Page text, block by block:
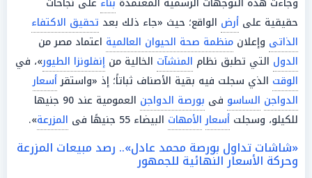
حقيقية على أرض الواقع؛ حيث «جاء ذلك بعد تحقيق الاكتفاء
الذاتى وإعلان منظمة صحة الحيوان العالمية اعتماد مصر من
الدول التي تطبق نظام المنشآت الخالية من إنفلونزا الطيور»، في
الوقت الذي سجلت فيه بقية الأصناف ثباتاً؛ إذ «واستقرأسعار
الدواجن الساسو فى بورصة الدواجن
العمومية عند 90 جنيها
للكيلو، وسجلت أسعار الأمهات البيضاء 55 جنيهًا فى المزرعة».
«شاشات تداول بورصة محمد عادل».. رصد مبيعات المزرعة
وحركة الأسعار النهائية للجمهور